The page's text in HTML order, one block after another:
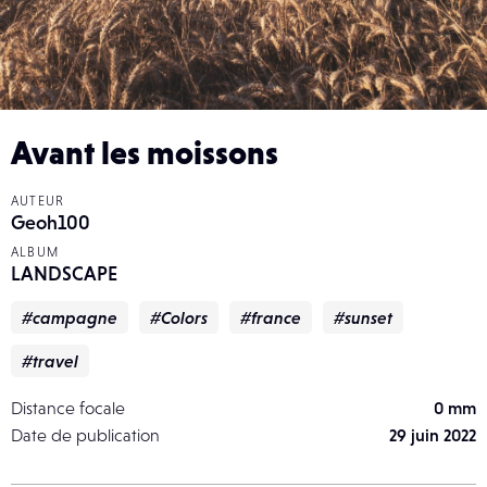
Avant les moissons
AUTEUR
Geoh100
ALBUM
LANDSCAPE
#campagne #Colors #france #sunset
#travel
Distance focale
0 mm
Date de publication
29 juin 2022